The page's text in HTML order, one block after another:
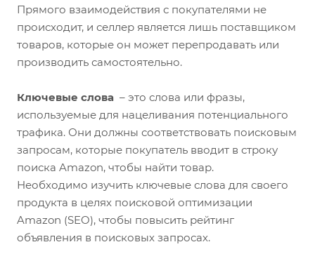
Прямого взаимодействия с покупателями не
происходит, и селлер является лишь поставщиком
товаров, которые он может перепродавать или
производить самостоятельно.
Ключевые слова – это слова или фразы,
используемые для нацеливания потенциального
трафика. Они должны соответствовать поисковым
запросам, которые покупатель вводит в строку
поиска Amazon, чтобы найти товар.
Необходимо изучить ключевые слова для своего
продукта в целях поисковой оптимизации
Amazon (SEO), чтобы повысить рейтинг
объявления в поисковых запросах.